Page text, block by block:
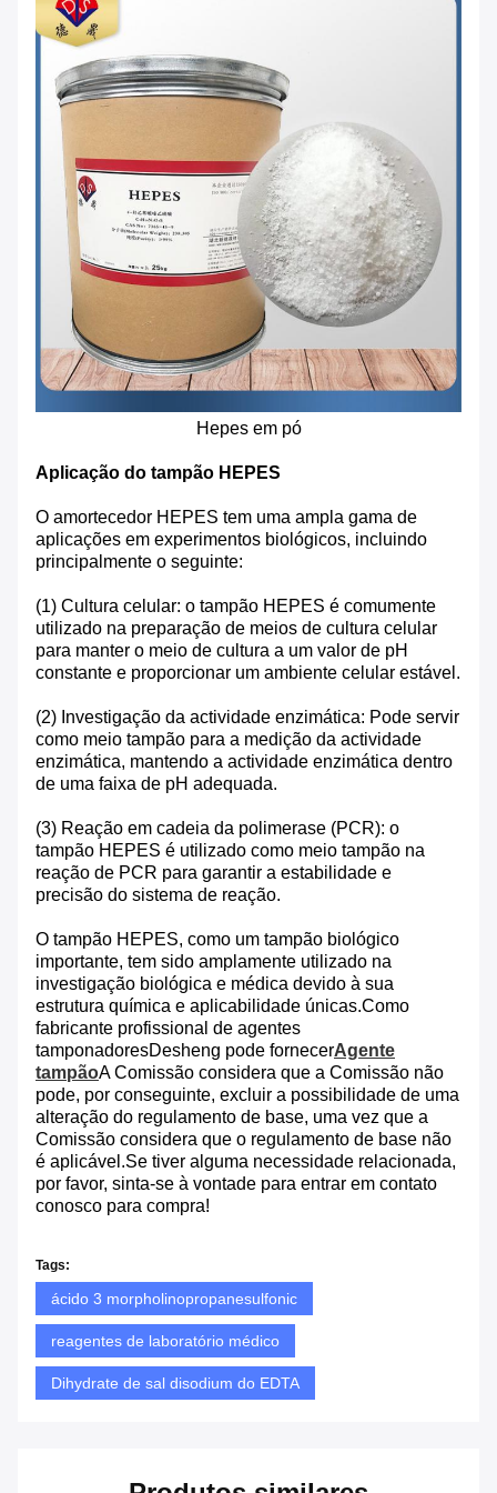
Hepes em pó
Aplicação do tampão HEPES
O amortecedor HEPES tem uma ampla gama de
aplicações em experimentos biológicos, incluindo
principalmente o seguinte:
(1) Cultura celular: o tampão HEPES é comumente
utilizado na preparação de meios de cultura celular
para manter o meio de cultura a um valor de pH
constante e proporcionar um ambiente celular estável.
(2) Investigação da actividade enzimática: Pode servir
como meio tampão para a medição da actividade
enzimática, mantendo a actividade enzimática dentro
de uma faixa de pH adequada.
(3) Reação em cadeia da polimerase (PCR): o
tampão HEPES é utilizado como meio tampão na
reação de PCR para garantir a estabilidade e
precisão do sistema de reação.
O tampão HEPES, como um tampão biológico
importante, tem sido amplamente utilizado na
investigação biológica e médica devido à sua
estrutura química e aplicabilidade únicas.Como
fabricante profissional de agentes
tamponadoresDesheng pode fornecerAgente
tampãoA Comissão considera que a Comissão não
pode, por conseguinte, excluir a possibilidade de uma
alteração do regulamento de base, uma vez que a
Comissão considera que o regulamento de base não
é aplicável.Se tiver alguma necessidade relacionada,
por favor, sinta-se à vontade para entrar em contato
conosco para compra!
Tags:
ácido 3 morpholinopropanesulfonic
reagentes de laboratório médico
Dihydrate de sal disodium do EDTA